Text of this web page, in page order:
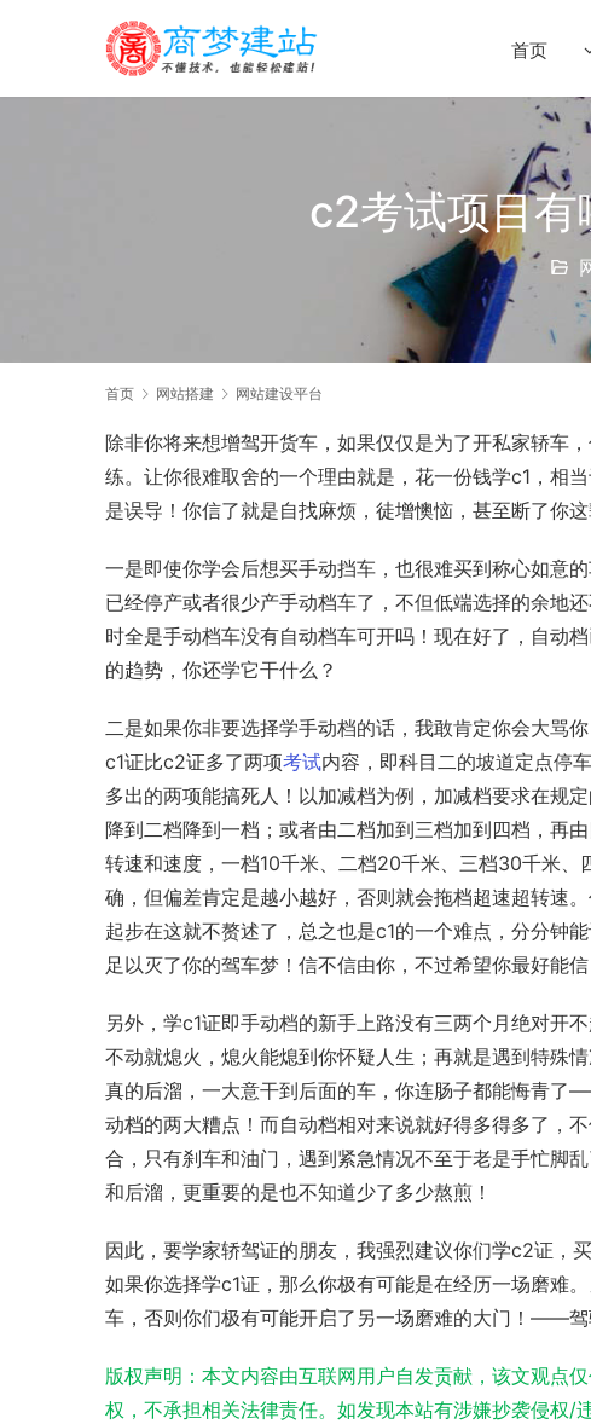
首页
c2考试项目
首页 网站搭建 网站建设平台
除非你将来想增驾开货车，如果仅仅是为了开私家轿车
练。让你很难取舍的一个理由就是，花一份钱学c1，相
是误导！你信了就是自找麻烦，徒增懊恼，甚至断了
一是即使你学会后想买手动挡车，也很难买到称心如意
已经停产或者很少产手动档车了，不但低端选择的余地
时全是手动档车没有自动档车可开吗！现在好了，自动
的趋势，你还学它干什么？
二是如果你非要选择学手动档的话，我敢肯定你会大骂
c1证比c2证多了两项考试内容，即科目二的坡道定点停
多出的两项能搞死人！以加减档为例，加减档要求在规
降到二档降到一档；或者由二档加到三档加到四档，再
转速和速度，一档10千米、二档20千米、三档30千米
确，但偏差肯定是越小越好，否则就会拖档超速超转速
起步在这就不赘述了，总之也是c1的一个难点，分分钟
足以灭了你的驾车梦！信不信由你，不过希望你最好能信
另外，学c1证即手动档的新手上路没有三两个月绝对开
不动就熄火，熄火能熄到你怀疑人生；再就是遇到特殊
真的后溜，一大意干到后面的车，你连肠子都能悔青
动档的两大糟点！而自动档相对来说就好得多得多了，
合，只有刹车和油门，遇到紧急情况不至于老是手忙脚
和后溜，更重要的是也不知道少了多少熬煎！
因此，要学家轿驾证的朋友，我强烈建议你们学c2证
如果你选择学c1证，那么你极有可能是在经历一场磨难
车，否则你们极有可能开启了另一场磨难的大门！——
版权声明：本文内容由互联网用户自发贡献，该文观点
权，不承担相关法律责任。如发现本站有涉嫌抄袭侵权/